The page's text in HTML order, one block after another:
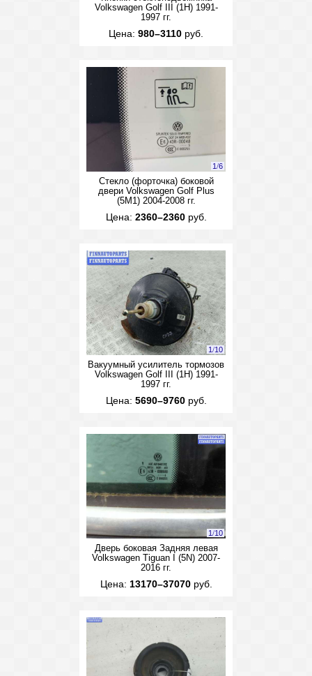
Volkswagen Golf III (1H) 1991-
1997 гг.
Цена: 980–3110 руб.
1/6
Стекло (форточка) боковой
двери Volkswagen Golf Plus
(5M1) 2004-2008 гг.
Цена: 2360–2360руб.
1/10
Вакуумный усилитель тормозов
Volkswagen Golf III (1H) 1991-
1997 гг.
Цена: 5690–9760руб.
1/10
Дверь боковая Задняя левая
Volkswagen Tiguan I (5N) 2007-
2016 гг.
Цена: 13170–37070руб.